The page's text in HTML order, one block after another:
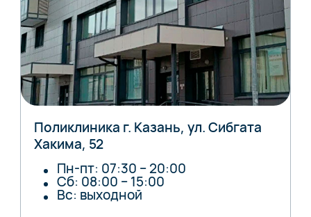
Поликлиника г. Казань, ул. Сибгата
Хакима, 52
Пн-пт: 07:30 – 20:00
Сб: 08:00 – 15:00
Вс: выходной